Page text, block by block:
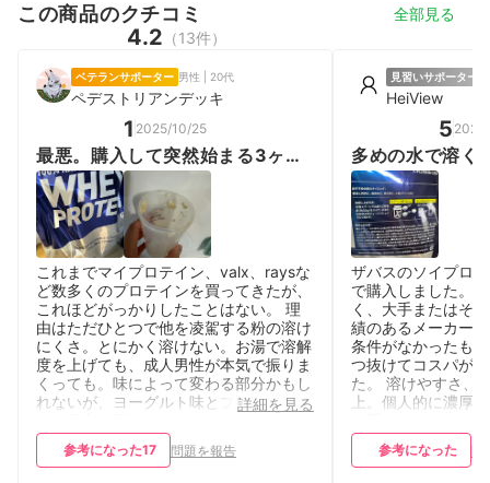
この商品のクチコミ 全部見る
4.2 （13件）
ベテランサポーター 男性 | 20代
ペデストリアンデッキ
1 2025/10/25
最悪。購入して突然始まる3ヶ月
間の修行
これまでマイプロテイン、valx、raysな
ど数多くのプロテインを買ってきたが、
これほどがっかりしたことはない。 理
由はただひとつで他を凌駕する粉の溶け
にくさ。とにかく溶けない。お湯で溶解
度を上げても、成人男性が本気で振りま
くっても。味によって変わる部分かもし
れないが、ヨーグルト味とブルーベリー
た。 粉が溶けきらない限りは、飲みづ
らいし栄養も満足に摂取できないのでは
詳細を見る
参考になった17 問題を報告
見習いサポーター
HeiView
5
多めの水で溶く
くいただける
ザバスのソイプロ
で購入しました。
く、大手またはそ
績のあるメーカー
条件がなかったも
つ抜けてコスパが
た。 溶けやすさ、
上。個人的に濃厚
っていたものの、
さっぱり飲めるプ
参考になった